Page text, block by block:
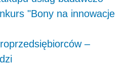
"Bony na innowacje
–